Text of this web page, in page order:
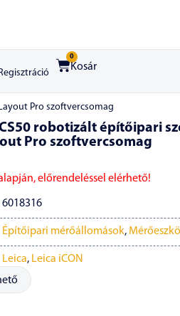
0
Kosár
Pro szoftvercsomag
robotizált építőipari
Pro szoftvercsomag
előrendeléssel elérhető!
6018316
Építőipari mérőállomások,
Leica, Leica iCON